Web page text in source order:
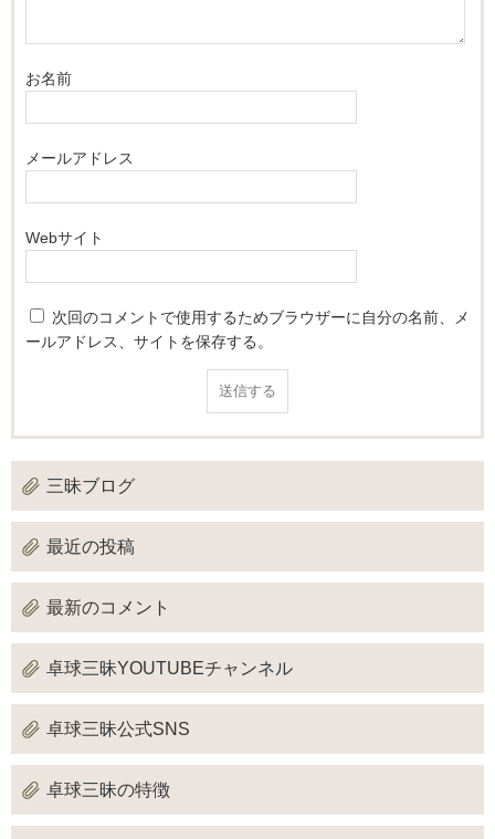
お名前
メールアドレス
Webサイト
次回のコメントで使用するためブラウザーに自分の名前、メ
ールアドレス、サイトを保存する。
三昧ブログ
最近の投稿
最新のコメント
卓球三昧YOUTUBEチャンネル
卓球三昧公式SNS
卓球三昧の特徴